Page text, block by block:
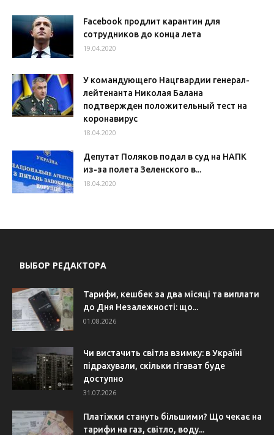
Facebook продлит карантин для
сотрудников до конца лета
19.04.2020
У командующего Нацгвардии генерал-
лейтенанта Николая Балана
подтвержден положительный тест на
коронавирус
18.04.2020
Депутат Поляков подал в суд на НАПК
из-за полета Зеленского в...
18.04.2020
ВЫБОР РЕДАКТОРА
Тарифи, кешбек за два місяці та виплати
до Дня Незалежності: що...
01.08.2026
Чи вистачить світла взимку: в Україні
підрахували, скільки гігават буде
доступно
31.07.2026
Платіжки стануть більшими? Що чекає на
тарифи на газ, світло, воду...